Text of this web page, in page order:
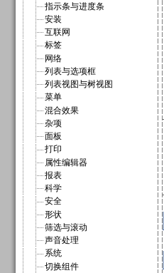
指示条与进度条
安装
互联网
标签
网络
列表与选项框
列表视图与树视图
菜单
混合效果
杂项
面板
打印
属性编辑器
报表
科学
安全
形状
筛选与滚动
声音处理
系统
切换组件